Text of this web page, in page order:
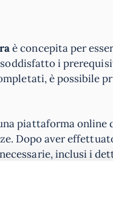
è concepita per
i
è possibile
piattaforma online
Dopo aver
inclusi i
per garantire